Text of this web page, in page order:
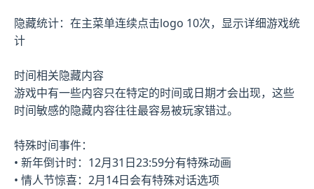
隐藏统计：在主菜单连续点击logo 10次，显示详细游戏统
计
时间相关隐藏内容
游戏中有一些内容只在特定的时间或日期才会出现，这些
时间敏感的隐藏内容往往最容易被玩家错过。
特殊时间事件：
• 新年倒计时：12月31日23:59分有特殊动画
• 情人节惊喜：2月14日会有特殊对话选项